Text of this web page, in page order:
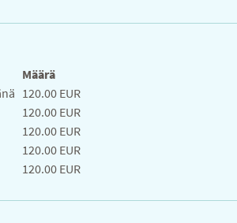
Määrä
120.00 EUR
120.00 EUR
120.00 EUR
120.00 EUR
120.00 EUR